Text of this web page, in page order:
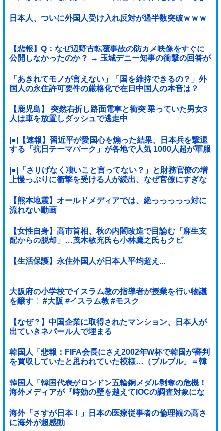
うな気分に……他
日本人、ついに外国人受け入れ反対が過半数突破ｗｗｗ
【悲報】Q：なぜ辺野古転覆事故の防カメ映像をすぐに
公開しなかったのか？ → 玉城デニー知事の衝撃の回答が
コチラ → ｗｗｗｗｗｗｗｗｗｗｗｗｗｗｗ
「あきれてモノが言えない」「国を維持できるの？」外
国人の永住許可要件の厳格化で在日中国人の本音は？
【鹿児島】 突然右折し路面電車と衝突 乗っていた男女3
人は車を放置しダッシュで逃走中
|●|【速報】習近平が愛国心を煽った結果、日本兵を撃退
する「抗日テーマパーク」が各地で人気 1000人超が軍服
姿で一斉突撃！
|●|「さりげなく凄いこと言ってない？」と財務官僚の増
上慢っぷりに衝撃を受ける人が続出、なぜ官僚にすぎな
い財務省が……
【熊本地震】オールドメディアでは、絶っっっっっ対に
流れない動画
【女性自身】高市首相、秋の内閣改造で目論む「麻生支
配からの脱却」…茂木敏充氏も小林鷹之氏もクビ
【生活保護】永住外国人が日本人平均超え...
大阪府の小学校でイスラム教の指導者が授業を行い物議
を醸す！ #大阪 #イスラム教 #モスク
【なぜ？】中国企業に取得されたマンション、日本人が
出ていきネパール人で埋まる
韓国人「悲報：FIFA会長にさえ2002年W杯で韓国が審判
を買収していたと思われていた模様…（ブルブル」＝韓
国の反応
韓国人「韓国代表がロンドン五輪銅メダル剥奪の危機！
海外メディアが『時効の壁を越えてIOCの調査対象にな
り得る』と報道！」
海外「さすが日本！」日本の医療従事者の倫理観の高さ
に海外が超感動